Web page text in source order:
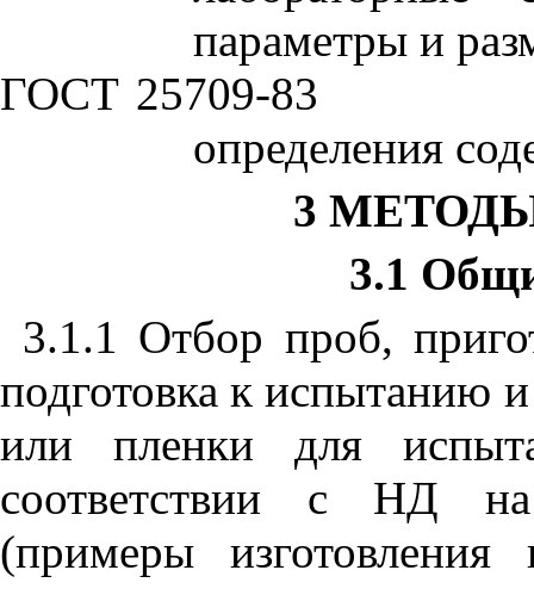
параметры и
ГОСТ 25709-83
определения
3
3.1
3.1.1 Отбор проб,
подготовка к испытанию
или пленки для
соответствии с НД
(примеры изготовления